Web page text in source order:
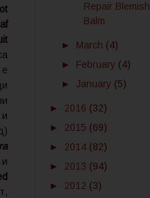
Repair Blemish
Balm
► March (4)
► February (4)
► January (5)
► 2016 (32)
► 2015 (69)
► 2014 (82)
► 2013 (94)
► 2012 (3)